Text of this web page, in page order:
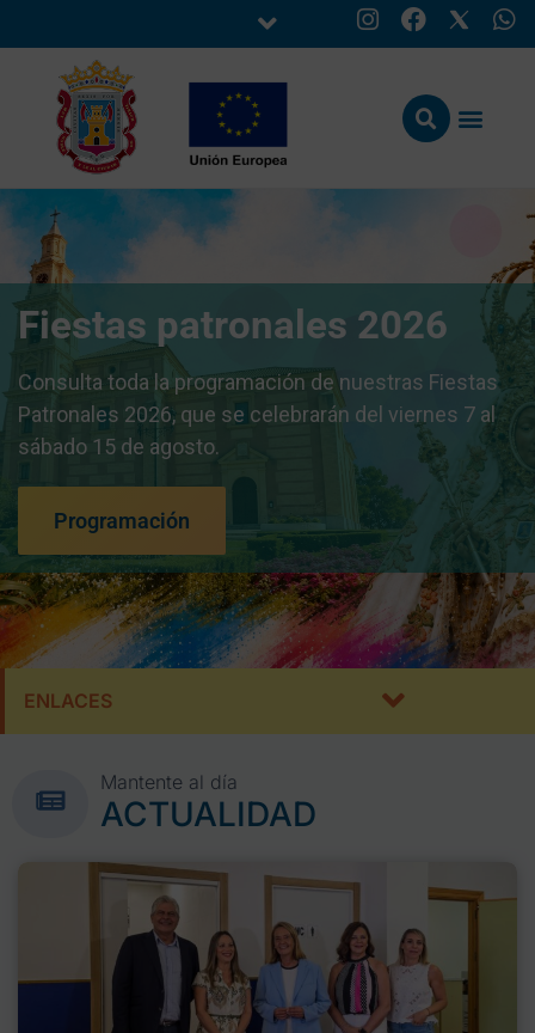
Fiestas patronales 2026
Consulta toda la programación de nuestras Fiestas
Patronales 2026, que se celebrarán del viernes 7 al
sábado 15 de agosto.
Programación
ENLACES
Mantente al día
ACTUALIDAD